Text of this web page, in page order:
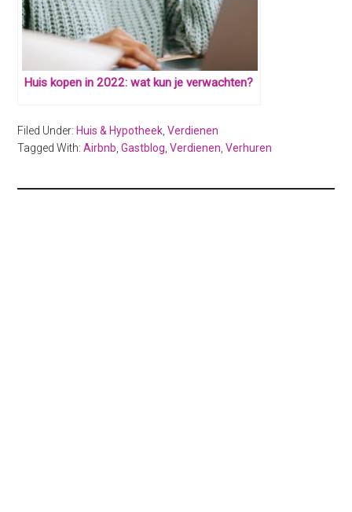
Huis kopen in 2022: wat kun je verwachten?
Filed Under: Huis & Hypotheek ,Verdienen
Tagged With:Airbnb ,Gastblog ,Verdienen ,Verhuren